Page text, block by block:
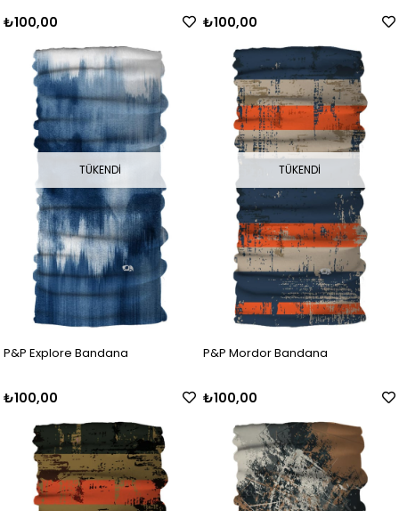
₺100,00 ₺100,00
TÜKENDI
P&P Explore Bandana
₺100,00
TÜKENDI
P&P Mordor Bandana
₺100,00